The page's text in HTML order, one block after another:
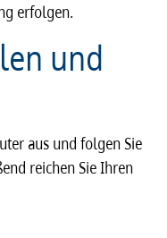
erfolgen.
und
aus und folgen Sie
reichen Sie Ihren